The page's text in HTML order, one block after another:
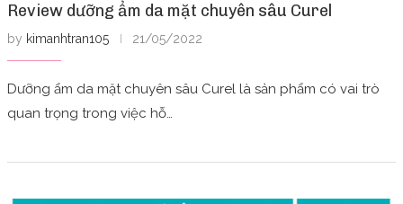
Review dưỡng ẩm da mặt chuyên sâu Curel
by kimanhtran105 21/05/2022
Dưỡng ẩm da mặt chuyên sâu Curel là sản phẩm có vai trò
quan trọng trong việc hỗ…